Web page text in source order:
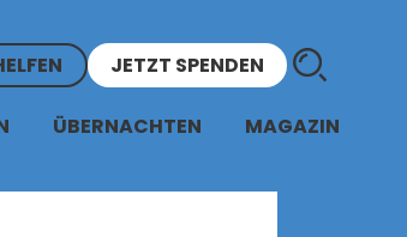
ÜBERNACHTEN MAGAZIN
JETZT SPENDEN